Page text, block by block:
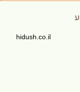
hidush.co.il